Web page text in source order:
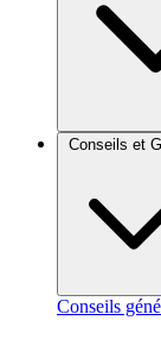
Brèves et
Conseils et
Conseils